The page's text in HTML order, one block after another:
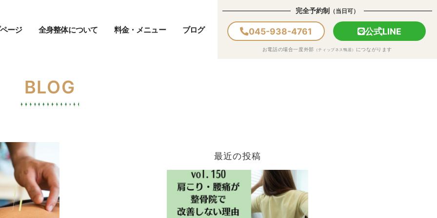
ージ 全身整体について 料金・メニュー ブログ
完全予約制 （当日可）
045-938-4761 公式LINE
お電話の場合一度外部 （ティップネス鴨居） につながります
BLOG
最近の投稿